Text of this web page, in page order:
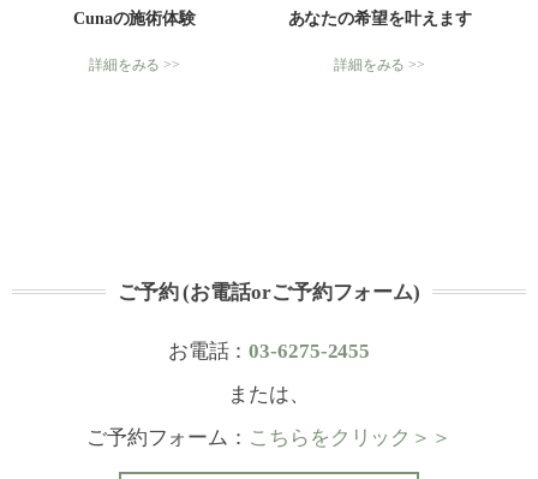
Cunaの施術体験
詳細をみる >>
あなたの希望を叶えます
詳細をみる >>
ご予約 (お電話orご予約フォーム)
お電話：03-6275-2455
または、
ご予約フォーム： こちらをクリック＞＞